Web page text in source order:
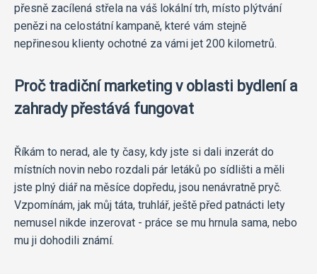
přesně zacílená střela na váš lokální trh, místo plýtvání
penězi na celostátní kampaně, které vám stejně
nepřinesou klienty ochotné za vámi jet 200 kilometrů.
Proč tradiční marketing v oblasti bydlení a
zahrady přestává fungovat
Říkám to nerad, ale ty časy, kdy jste si dali inzerát do
místních novin nebo rozdali pár letáků po sídlišti a měli
jste plný diář na měsíce dopředu, jsou nenávratně pryč.
Vzpomínám, jak můj táta, truhlář, ještě před patnácti lety
nemusel nikde inzerovat - práce se mu hrnula sama, nebo
mu ji dohodili známí.